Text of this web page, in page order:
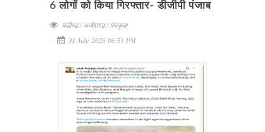
6 लोगों को किया गिरफ्तार- डीजीपी पंजाब
चंडीगढ़ / अजीतगढ़ / पंचकूला
31 July, 2025 06:51 PM